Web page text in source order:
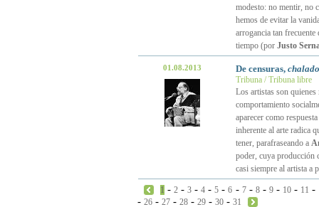
modesto: no mentir, no
hemos de evitar la
arrogancia tan
tiempo (por Justo
01.08.2013 De censuras,
Tribuna / Tribuna libre
Los artistas son
comportamiento
aparecer como
inherente al arte radica
tener, parafraseando a
poder, cuya producción
casi siempre al artista a
1 -2 -3 -4 -5 -6 - 7- 8- 9- 10- 11 -
- 26 - 27 - 28 - 29 - 30 - 31